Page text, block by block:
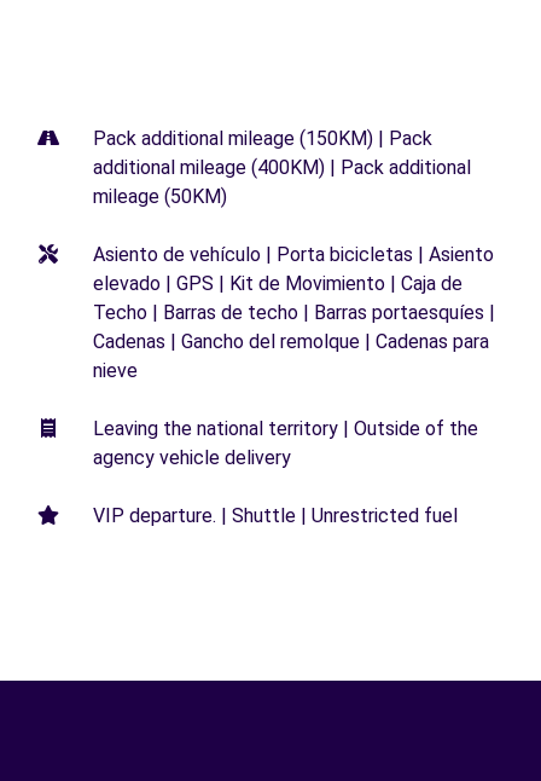
Pack additional mileage (150KM) | Pack
additional mileage (400KM) | Pack additional
mileage (50KM)
Asiento de vehículo | Porta bicicletas | Asiento
elevado | GPS | Kit de Movimiento | Caja de
Techo | Barras de techo | Barras portaesquíes |
Cadenas | Gancho del remolque | Cadenas para
nieve
Leaving the national territory | Outside of the
agency vehicle delivery
VIP departure. | Shuttle | Unrestricted fuel